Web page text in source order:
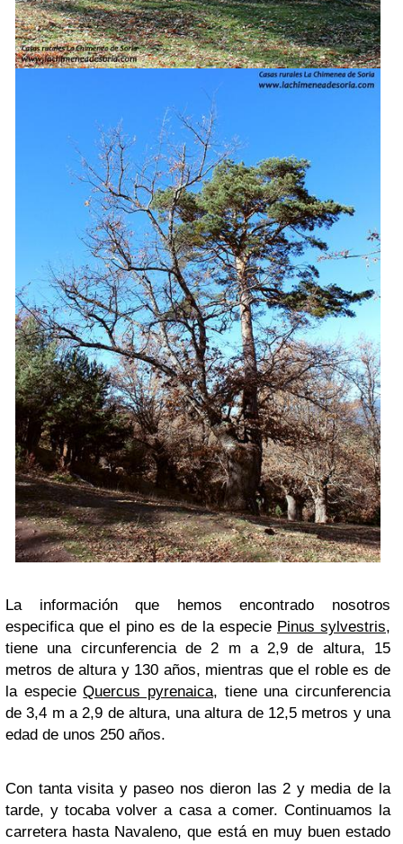
La información que hemos encontrado nosotros
especifica que el pino es de la especie Pinus sylvestris,
tiene una circunferencia de 2 m a 2,9 de altura, 15
metros de altura y 130 años, mientras que el roble es de
la especieQuercus pyrenaica, tiene una circunferencia
de 3,4 m a 2,9 de altura, una altura de 12,5 metros y una
edad de unos 250 años.
Con tanta visita y paseo nos dieron las 2 y media de la
tarde, y tocaba volver a casa a comer. Continuamos la
carretera hasta Navaleno, que está en muy buen estado